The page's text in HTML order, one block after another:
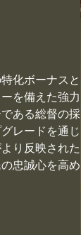
化ボーナスと
を備えた強力
ある総督の採
レードを通じ
り反映された
忠誠心を高め